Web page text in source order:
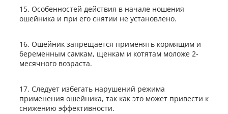
15. Особенностей действия в начале ношения
ошейника и при его снятии не установлено.
16. Ошейник запрещается применять кормящим и
беременным самкам, щенкам и котятам моложе 2-
месячного возраста.
17. Следует избегать нарушений режима
применения ошейника, так как это может привести к
снижению эффективности.